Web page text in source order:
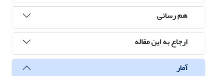
هم رسانی
ارجاع به این مقاله
آمار